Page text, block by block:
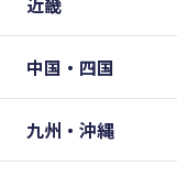
中国・四国
九州・沖縄